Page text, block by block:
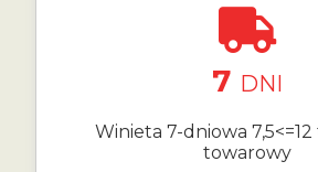
7 DNI
Winieta 7-dniowa
towarowy